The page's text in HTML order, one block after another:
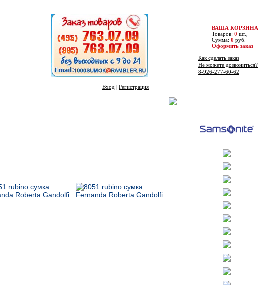
Вход | Регистрация
ВАША КОРЗИНА
Товаров: 0 шт.,
Сумма: 0 руб.
Оформить заказ
Как сделать заказ
Не можете дозвониться?
8-926-277-60-62